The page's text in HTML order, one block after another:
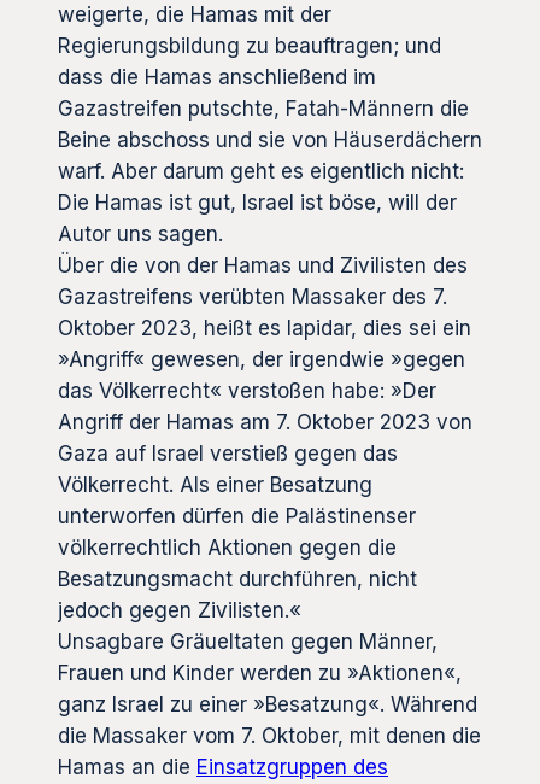
weigerte, die Hamas mit der
Regierungsbildung zu beauftragen; und
dass die Hamas anschließend im
Gazastreifen putschte, Fatah-Männern die
Beine abschoss und sie von Häuserdächern
warf. Aber darum geht es eigentlich nicht:
Die Hamas ist gut, Israel ist böse, will der
Autor uns sagen.
Über die von der Hamas und Zivilisten des
Gazastreifens verübten Massaker des 7.
Oktober 2023, heißt es lapidar, dies sei ein
»Angriff« gewesen, der irgendwie »gegen
das Völkerrecht« verstoßen habe: »Der
Angriff der Hamas am 7. Oktober 2023 von
Gaza auf Israel verstieß gegen das
Völkerrecht. Als einer Besatzung
unterworfen dürfen die Palästinenser
völkerrechtlich Aktionen gegen die
Besatzungsmacht durchführen, nicht
jedoch gegen Zivilisten.«
Unsagbare Gräueltaten gegen Männer,
Frauen und Kinder werden zu »Aktionen«,
ganz Israel zu einer »Besatzung«. Während
die Massaker vom 7. Oktober, mit denen die
Hamas an die Einsatzgruppen des